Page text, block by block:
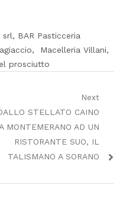
BAR Pasticceria
Macelleria Villani,
prosciutto
Next
post:
STELLATO CAINO
A MONTEMERANO AD UN
RISTORANTE SUO, IL
TALISMANO A SORANO